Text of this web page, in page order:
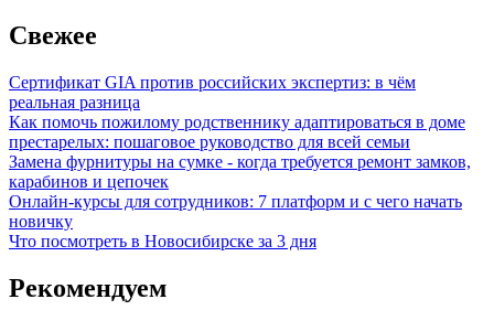
Свежее
Сертификат GIA против российских экспертиз: в чём
реальная разница
Как помочь пожилому родственнику адаптироваться в доме
престарелых: пошаговое руководство для всей семьи
Замена фурнитуры на сумке - когда требуется ремонт замков,
карабинов и цепочек
Онлайн-курсы для сотрудников: 7 платформ и с чего начать
новичку
Что посмотреть в Новосибирске за 3 дня
Рекомендуем